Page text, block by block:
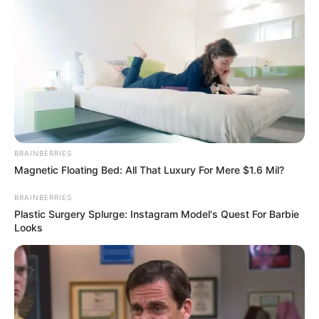
BRAINBERRIES
Magnetic Floating Bed: All That Luxury For Mere $1.6 Mil?
BRAINBERRIES
Plastic Surgery Splurge: Instagram Model's Quest For Barbie
Looks